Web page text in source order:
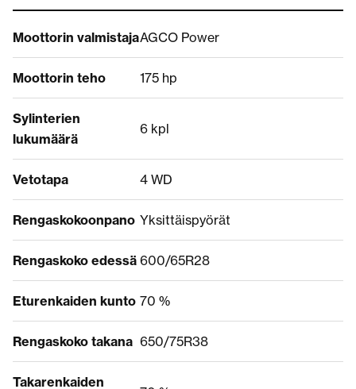
Moottorin valmistajaAGCO Power
Moottorin teho 175 hp
Sylinterien
lukumäärä
6 kpl
Vetotapa 4 WD
Rengaskokoonpano Yksittäispyörät
Rengaskoko edessä 600/65R28
Eturenkaiden kunto 70 %
Rengaskoko takana 650/75R38
Takarenkaiden